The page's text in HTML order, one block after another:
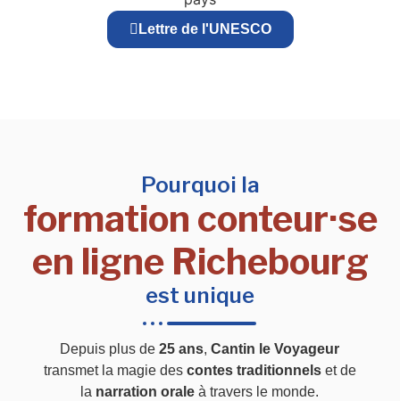
Lettre de l'UNESCO
Pourquoi la
formation conteur·se
en ligne Richebourg
est unique
Depuis plus de25 ans,Cantin le Voyageur
transmet la magie des contes traditionnelset de
la narration orale à travers le monde.